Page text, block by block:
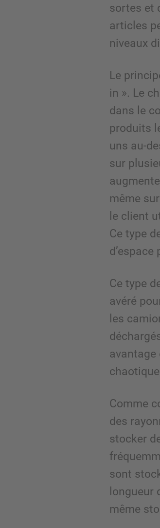
sortes et
articles
niveaux
Le
in ». Le
dans le
produits
uns au-
sur
même
le client
Ce type
Ce type
avéré
les
avantage
Comme
des
stocker
sont
longueur
même